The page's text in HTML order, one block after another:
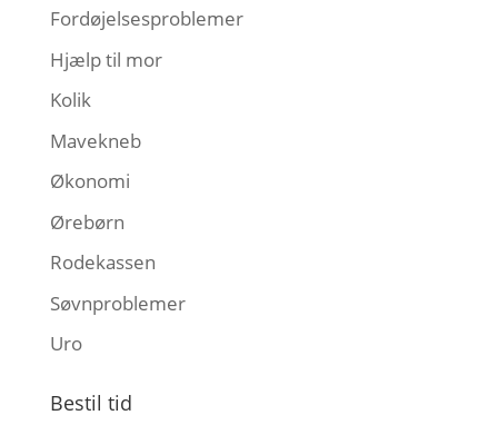
Fordøjelsesproblemer
Hjælp til mor
Kolik
Mavekneb
Økonomi
Ørebørn
Rodekassen
Søvnproblemer
Uro
Bestil tid